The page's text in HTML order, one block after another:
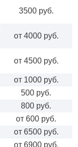
3500 руб.
от 4000 руб.
от 4500 руб.
от 1000 руб.
500 руб.
800 руб.
от 600 руб.
от 6500 руб.
от 6900 руб.